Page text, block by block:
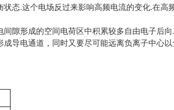
态.这个电场反过来影响高频电流的变化.在高
隙形成的空间电荷区中积累较多自由电子后
导电通道，同时又要尽可能远离负离子中心以